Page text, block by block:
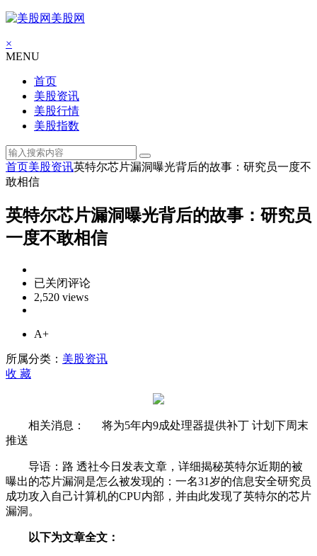
美股网
×
MENU
首页
美股资讯
美股行情
美股指数
首页美股资讯英特尔芯片漏洞曝光背后的故事：研究员一度不
敢相信
英特尔芯片漏洞曝光背后的故事：研究员
一度不敢相信
英
特
片
漏
后
故
事：
研
究
一
已关闭评论
2,520 views
A+
所属分类： 美股资讯
收 藏
相关消息： 将为5年内9成处理器提供补丁 计划下周末
推送
导语：路 透社今日发表文章，详细揭秘英特尔近期的被
曝出的芯片漏洞是怎么被发现的：一名31岁的信息安全研究员
成功攻入自己计算机的CPU内部，并由此发现了英特尔的芯片
漏洞。
以下为文章全文：